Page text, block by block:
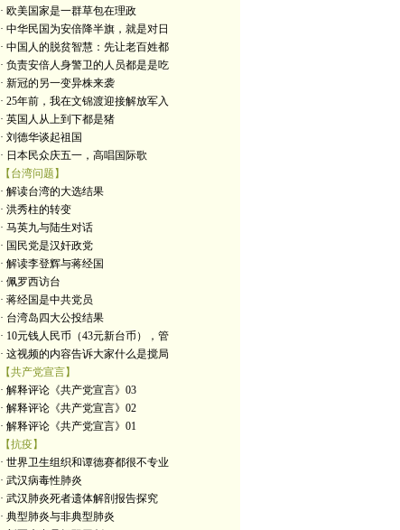
· 欧美国家是一群草包在理政
· 中华民国为安倍降半旗，就是对日
· 中国人的脱贫智慧：先让老百姓都
· 负责安倍人身警卫的人员都是是吃
· 新冠的另一变异株来袭
· 25年前，我在文锦渡迎接解放军入
· 英国人从上到下都是猪
· 刘德华谈起祖国
· 日本民众庆五一，高唱国际歌
【台湾问题】
· 解读台湾的大选结果
· 洪秀柱的转变
· 马英九与陆生对话
· 国民党是汉奸政党
· 解读李登辉与蒋经国
· 佩罗西访台
· 蒋经国是中共党员
· 台湾岛四大公投结果
· 10元钱人民币（43元新台币），管
· 这视频的内容告诉大家什么是搅局
【共产党宣言】
· 解释评论《共产党宣言》03
· 解释评论《共产党宣言》02
· 解释评论《共产党宣言》01
【抗疫】
· 世界卫生组织和谭德赛都很不专业
· 武汉病毒性肺炎
· 武汉肺炎死者遗体解剖报告探究
· 典型肺炎与非典型肺炎